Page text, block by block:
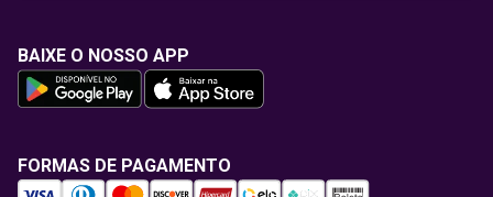
BAIXE O NOSSO APP
FORMAS DE PAGAMENTO